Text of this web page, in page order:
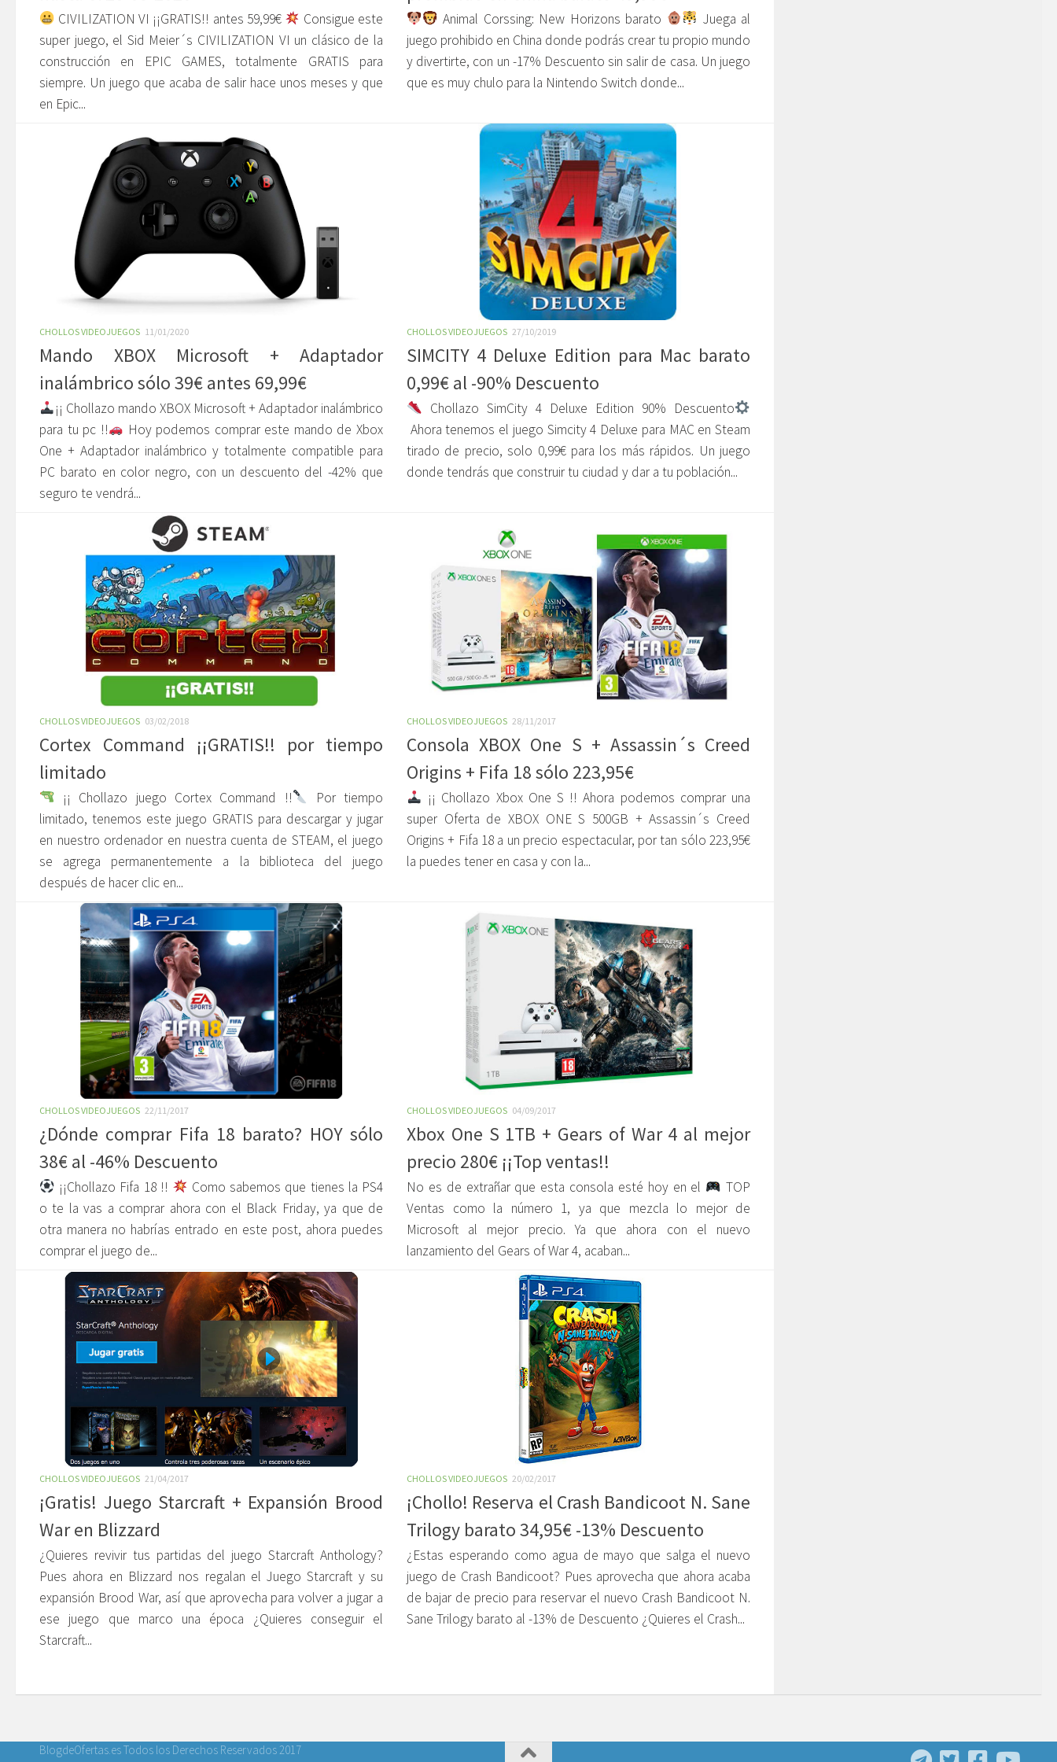
CIVILIZATION VI ¡¡GRATIS!! antes 59,99€
Consigue este
super juego, el Sid Meier´s CIVILIZATION VI un clásico de la
construcción en EPIC GAMES, totalmente GRATIS para
siempre. Un juego que acaba de salir hace unos meses y que
en Epic...
Animal Corssing: New Horizons barato
Juega al
juego prohibido en China donde podrás crear tu propio mundo
y divertirte, con un -17% Descuento sin salir de casa. Un juego
que es muy chulo para la Nintendo Switch donde...
CHOLLOS VIDEOJUEGOS 11/01/2020
Mando XBOX Microsoft + Adaptador
inalámbrico sólo 39€ antes 69,99€
¡¡ Chollazo mando XBOX Microsoft + Adaptador inalámbrico
para tu pc !!
Hoy podemos comprar este mando de Xbox
One + Adaptador inalámbrico y totalmente compatible para
PC barato en color negro, con un descuento del -42% que
seguro te vendrá...
CHOLLOS VIDEOJUEGOS 27/10/2019
SIMCITY 4 Deluxe Edition para Mac barato
0,99€ al -90% Descuento
Chollazo SimCity 4 Deluxe Edition 90% Descuento
Ahora tenemos el juego Simcity 4 Deluxe para MAC en Steam
tirado de precio, solo 0,99€ para los más rápidos. Un juego
donde tendrás que construir tu ciudad y dar a tu población...
CHOLLOS VIDEOJUEGOS 03/02/2018
Cortex Command ¡¡GRATIS!! por tiempo
limitado
¡¡ Chollazo juego Cortex Command !!
Por tiempo
limitado, tenemos este juego GRATIS para descargar y jugar
en nuestro ordenador en nuestra cuenta de STEAM, el juego
se agrega permanentemente a la biblioteca del juego
después de hacer clic en...
CHOLLOS VIDEOJUEGOS 28/11/2017
Consola XBOX One S + Assassin´s Creed
Origins + Fifa 18 sólo 223,95€
¡¡ Chollazo Xbox One S !! Ahora podemos comprar una
super Oferta de XBOX ONE S 500GB + Assassin´s Creed
Origins + Fifa 18 a un precio espectacular, por tan sólo 223,95€
la puedes tener en casa y con la...
CHOLLOS VIDEOJUEGOS 22/11/2017
¿Dónde comprar Fifa 18 barato? HOY sólo
38€ al -46% Descuento
¡¡Chollazo Fifa 18 !!
Como sabemos que tienes la PS4
o te la vas a comprar ahora con el Black Friday, ya que de
otra manera no habrías entrado en este post, ahora puedes
comprar el juego de...
CHOLLOS VIDEOJUEGOS 04/09/2017
Xbox One S 1TB + Gears of War 4 al mejor
precio 280€ ¡¡Top ventas!!
No es de extrañar que esta consola esté hoy en el
TOP
Ventas como la número 1, ya que mezcla lo mejor de
Microsoft al mejor precio. Ya que ahora con el nuevo
lanzamiento del Gears of War 4, acaban...
CHOLLOS VIDEOJUEGOS 21/04/2017
¡Gratis! Juego Starcraft + Expansión Brood
War en Blizzard
¿Quieres revivir tus partidas del juego Starcraft Anthology?
Pues ahora en Blizzard nos regalan el Juego Starcraft y su
expansión Brood War, así que aprovecha para volver a jugar a
ese juego que marco una época ¿Quieres conseguir el
Starcraft...
CHOLLOS VIDEOJUEGOS 20/02/2017
¡Chollo! Reserva el Crash Bandicoot N. Sane
Trilogy barato 34,95€ -13% Descuento
¿Estas esperando como agua de mayo que salga el nuevo
juego de Crash Bandicoot? Pues aprovecha que ahora acaba
de bajar de precio para reservar el nuevo Crash Bandicoot N.
Sane Trilogy barato al -13% de Descuento ¿Quieres el Crash...
BlogdeOfertas.es Todos los Derechos Reservados 2017